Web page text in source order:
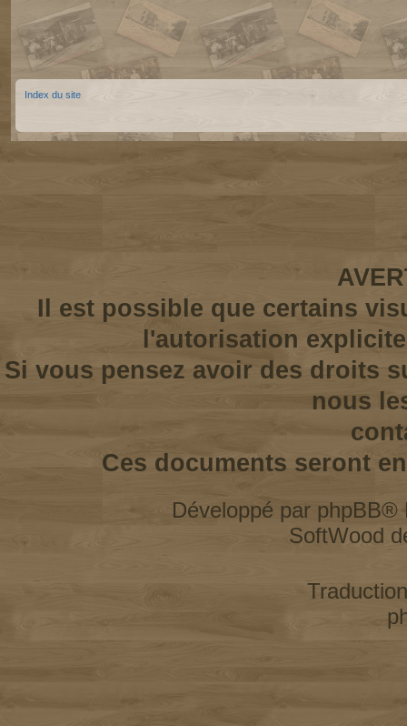
Index du site
Il est possible que certains
l'autorisation
Si vous pensez avoir des droits
nous
Ces documents seront
Développé par phpBB®
SoftWood